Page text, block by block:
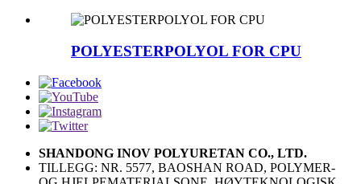
POLYESTERPOLYOL FOR CPU
SHANDONG INOV POLYURETAN CO., LTD.
TILLEGG: NR. 5577, BAOSHAN ROAD, POLYMER-